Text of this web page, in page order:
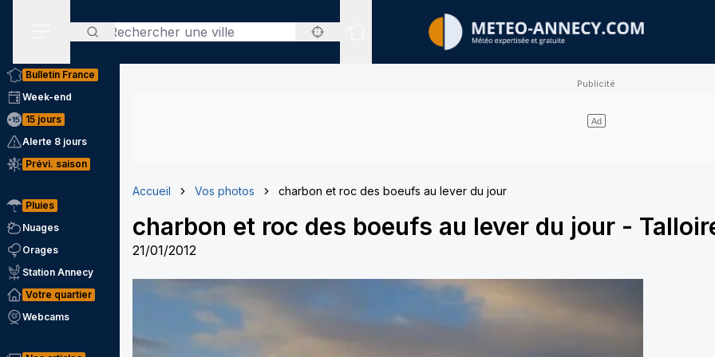
Rechercher
Sites expertisés
Bulletin France
Week-end
15 jours
Alerte 8 jours
Prévi. saison
Pluies
Nuages
Orages
Station Annecy
Votre quartier
Webcams
Accueil Vos photos charbon et roc des boeufs au lever du jour
charbon et roc des boeufs au lever du jour -
21/01/2012